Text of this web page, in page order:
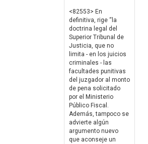
<82553> En
definitiva, rige “la
doctrina legal del
Superior Tribunal de
Justicia, que no
limita - en los juicios
criminales - las
facultades punitivas
del juzgador al monto
de pena solicitado
por el Ministerio
Público Fiscal.
Además, tampoco se
advierte algún
argumento nuevo
que aconseje un